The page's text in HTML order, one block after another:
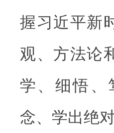
握习近平新
观、方法论
学、细悟、
念、学出绝